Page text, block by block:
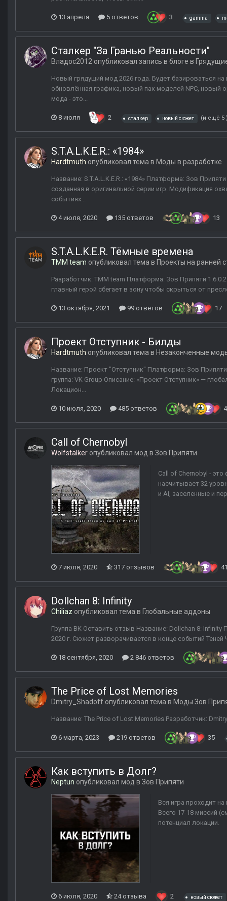
13 апреля 5 ответов 3 gamma
Сталкер "За Гранью Реальности"
Владос2012 опубликовал запись в блоге в
Новый грядущий мод 2026 года. Будет базироваться
обновлённая графика, новый пак моделей NPC,
мода - это...
8 июля 2 сталкер новый сюжет (и ещё 5
S.T.A.L.K.E.R.: «1984»
Hardtmuth опубликовал тема в Моды в разработке
Название: S.T.A.L.K.E.R.: «1984» Платформа: Зов
созданная в оригинальной серии игр. Модификация
событиях...
4 июля, 2020 135 ответов 13
S.T.A.L.K.E.R. Тёмные времена
TMM team опубликовал тема в Проекты на ранней
Разработчик: TMM team Платформа: Зов Припяти
главный герой сбегает в зону чтобы скрыться от
13 октября, 2021 99 ответов 17
Проект Отступник - Билды
Hardtmuth опубликовал тема в Незаконченные
Название: Проект "Отступник" Платформа: Зов
группа: VK Group Описание: «Проект Отступник» —
Локацион...
10 июля, 2020 485 ответов
Call of Chernobyl
Wolfstalker опубликовал мод в Зов Припяти
Call of Chernobyl -
насчитывает 32
и AI, заселенные и
7 июля, 2020 317 отзывов
Dollchan 8: Infinity
Chiliaz опубликовал тема в Глобальные аддоны
Группа ВК Оставить отзыв Название: Dollchan 8:
2020 г. Сюжет разворачивается в конце событий
18 сентября, 2020 2 846 ответов
The Price of Lost Memories
Dmitry_Shadoff опубликовал тема в Моды Зов
Название: The Price of Lost Memories Разработчик:
6 марта, 2023 219 ответов 35
Как вступить в Долг?
Neptun опубликовал мод в Зов Припяти
Вся игра проходит
Всего 17-18 миссий
потенциал локации.
6 июля, 2020 24 отзыва 2 новый сюжет